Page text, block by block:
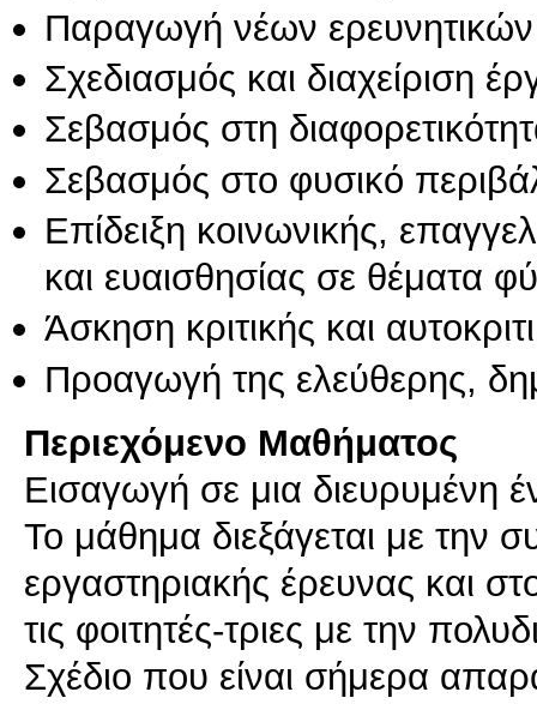
Παραγωγή νέων
Σχεδιασμός και διαχείριση
Σεβασμός στη
Σεβασμός στο φυσικό
Επίδειξη κοινωνικής,
και ευαισθησίας σε θέματα
Άσκηση κριτικής και
Προαγωγή της ελεύθερης,
Περιεχόμενο Μαθήματος
Εισαγωγή σε μια διευρυμένη
Το μάθημα διεξάγεται με την
εργαστηριακής έρευνας και
τις φοιτητές-τριες με την
Σχέδιο που είναι σήμερα